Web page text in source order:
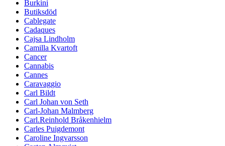
Burkini
Butiksdöd
Cablegate
Cadaques
Cajsa Lindholm
Camilla Kvartoft
Cancer
Cannabis
Cannes
Caravaggio
Carl Bildt
Carl Johan von Seth
Carl-Johan Malmberg
Carl.Reinhold Bråkenhielm
Carles Puigdemont
Caroline Ingvarsson